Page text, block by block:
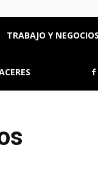
TRABAJO Y NEGOCIOS